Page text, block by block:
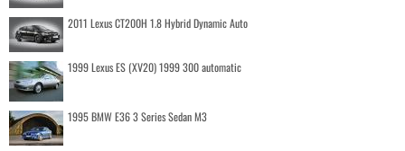
2011 Lexus CT200H 1.8 Hybrid Dynamic Auto
1999 Lexus ES (XV20) 1999 300 automatic
1995 BMW E36 3 Series Sedan M3